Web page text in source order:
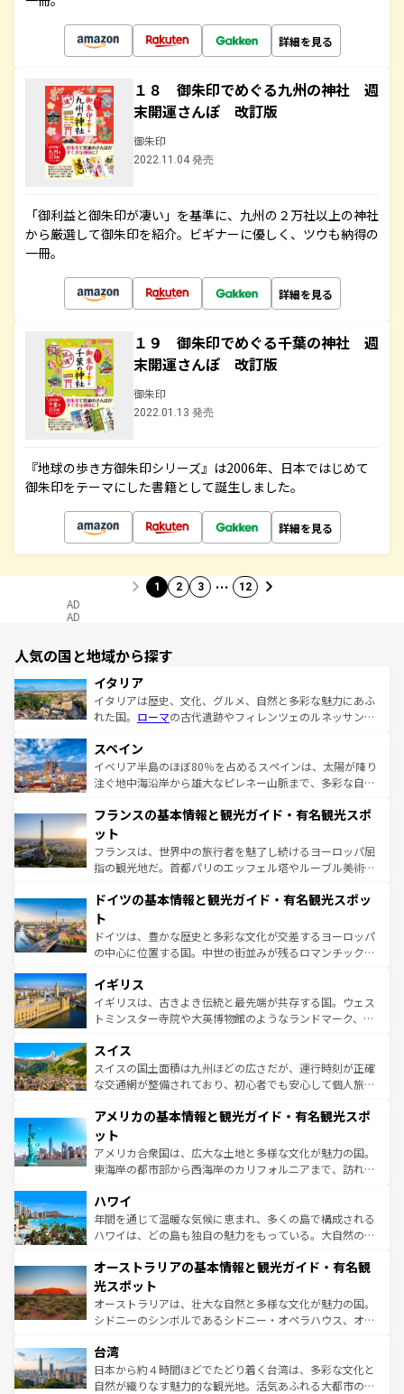
詳細を見る
１８ 御朱印でめぐる九州の神社 週
末開運さんぽ 改訂版
御朱印
2022.11.04 発売
「御利益と御朱印が凄い」を基準に、九州の２万社以上の神社
から厳選して御朱印を紹介。ビギナーに優しく、ツウも納得の
一冊。
詳細を見る
１９ 御朱印でめぐる千葉の神社 週
末開運さんぽ 改訂版
御朱印
2022.01.13 発売
『地球の歩き方御朱印シリーズ』は2006年、日本ではじめて
御朱印をテーマにした書籍として誕生しました。
詳細を見る
1 2 3 … 12
AD
AD
人気の国と地域から探す
イタリア
イタリアは歴史、文化、グルメ、自然と多彩な魅力にあふ
れた国。 ローマの古代遺跡やフィレンツェのルネッサンス
ろん、トスカーナの美しい田園風景やアマルフィ海岸の絶
景など、自然景観も見逃せない。観光の合間には、本場の
ピザやパスタなど、絶品のイタリア料理を堪能することも
ませてくれるイタリアで、忘れられない旅をしてみよう！
なお、新着のイタリア情報は
しい。
スペイン
イベリア半島のほぼ80％を占めるスペインは、太陽が降り
注ぐ地中海沿岸から雄大なピレネー山脈まで、多彩な自然
文化が根付くこの国では、情熱的なフラメンコ、熱気あふ
れる闘牛、そして美味しいタパスが生活の一部となってい
る。首都マドリードの洗練された雰囲気や、バルセロナの
アートに溢れた街角から、地方では古代ローマ遺跡や中世
せる。地方によって風土や気候が異なるスペインはその個
ンテンツ一覧 を参照してほしい。
フランスの基本情報と観光ガイド・有名観光スポ
ット
フランスは、世界中の旅行者を魅了し続けるヨーロッパ屈
指の観光地だ。首都パリのエッフェル塔やルーブル美術館
で、幅広い魅力が詰まっている。華麗な宮殿、歴史的な大
聖堂、美しいビーチ、そして豊かな自然が、訪れる者を心
から魅了する。また、フランスは美食の国としても知ら
れ、フランス料理はユネスコ無形文化遺産にも登録されて
香り高いラベンダー畑など、多彩な楽しみ方が可能だ。さ
らに、パリ以外の地域にも魅力が溢れており、どの街角に
も豊かな歴史と文化が息づいている。パリ以外の個性あふ
を参照してほしい。
ドイツの基本情報と観光ガイド・有名観光スポッ
ト
ドイツは、豊かな歴史と多彩な文化が交差するヨーロッパ
の中心に位置する国。中世の街並みが残るロマンチック街
顔を持つこの国は、どこを歩いても飽きることがない。ベ
ルリンの文化的活気、バイエルン州のアルプスの絶景、そ
してライン川沿いのワイン畑といった風景は必見。ビール
は、お酒好きな人にはぜひ体験してほしい。 なお、新着の
ドイツ情報はコンテンツ一覧を参照してほしい。
イギリス
イギリスは、古きよき伝統と最先端が共存する国。ウェス
トミンスター寺院や大英博物館のようなランドマーク、歴
リアごとに異なる魅力がある。また、優雅なアフタヌーン
ティー、ビール好きにはたまらない英国パブ、サッカー観
戦など、本場だからこそできる体験も豊富。イギリスを旅
ンツ一覧を参照してほしい。
スイス
スイスの国土面積は九州ほどの広さだが、運行時刻が正確
な交通網が整備されており、初心者でも安心して個人旅行
の建物がそのまま残る町や、スイスならではのユニークな
博物館もあり、アルプス観光だけでなく町歩きも満喫する
ことができる。国民の所得が高いため物価も高いが、旅行
者向けの交通パス提供のサービスもあり、うまく活用すれ
着のスイス情報は
アメリカの基本情報と観光ガイド・有名観光スポ
ット
アメリカ合衆国は、広大な土地と多様な文化が魅力の国。
東海岸の都市部から西海岸のカリフォルニアまで、訪れる
のような巨大都市は、観光、ショッピング、エンターテイ
ンメントが詰まった刺激的なスポットだ。一方、アメリカ
西部には大自然が広がり、グランドキャニオンやイエロー
部のニューオーリンズでは、音楽と美食が融合した独特の
文化が魅力。旅行者はアメリカの各地域で異なる魅力を楽
しみながら、その多様性と豊かな歴史を感じることができ
るだろう。車でのロードトリップや列車の旅も、アメリカ
情報は
ハワイ
年間を通じて温暖な気候に恵まれ、多くの島で構成される
ハワイは、どの島も独自の魅力をもっている。大自然の神
ワイ島は見逃せない。また、定番の観光地といえばオアフ
島だが、静かな自然を求めるならマウイ島やカウアイ島が
おすすめ。エメラルドグリーンに輝く海をはじめ、豊かな
文化や歴史が息づいている。「アロハスピリット」と呼ば
人々、おいしいローカルフードやハワイアンミュージッ
ク、伝統的なフラダンスなど、すべてがハワイの魅力を彩
っている。訪れるたびに新しい発見と感動が待っているハ
オーストラリアの基本情報と観光ガイド・有名観
光スポット
オーストラリアは、壮大な自然と多様な文化が魅力の国。
シドニーのシンボルであるシドニー・オペラハウス、オー
リアリーフや大陸中央部にそびえるウルル（エアーズロッ
ク）、タスマニアの美しい原生林やケアンズの熱帯雨林な
ど、見どころがたくさん。また、カフェやワイン、オージ
台湾
日本から約４時間ほどでたどり着く台湾は、多彩な文化と
自然が織りなす魅力的な観光地。活気あふれる大都市の台